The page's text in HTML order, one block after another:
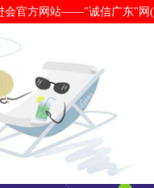
会官方网站——"诚信广东"网
改革局开展“城
子官网